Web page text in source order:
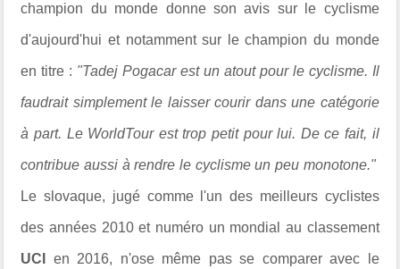
champion du monde donne son avis sur le cyclisme
d'aujourd'hui et notamment sur le champion du monde
en titre : "Tadej Pogacar est un atout pour le cyclisme. Il
faudrait simplement le laisser courir dans une catégorie
à part. Le WorldTour est trop petit pour lui. De ce fait, il
contribue aussi à rendre le cyclisme un peu monotone."
Le slovaque, jugé comme l'un des meilleurs cyclistes
des années 2010 et numéro un mondial au classement
UCI en 2016, n'ose même pas se comparer avec le